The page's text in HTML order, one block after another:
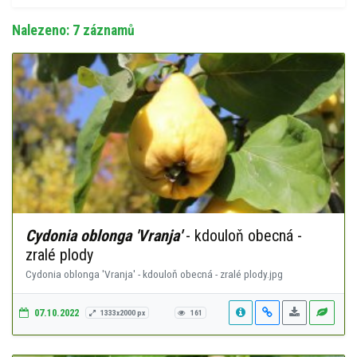
Nalezeno: 7 záznamů
Cydonia oblonga 'Vranja'- kdouloň obecná -
zralé plody
Cydonia oblonga 'Vranja' - kdouloň obecná - zralé plody.jpg
07.10.2022 1333x2000 px 161